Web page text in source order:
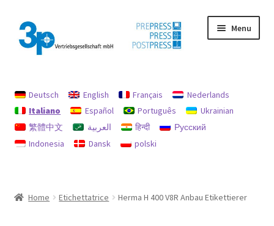
Vai
alla
navigazione
Vai
al
contenuto
Menu
Il mio conto
impronta
Deutsch English Français
Nederlands
Italiano
Español Português
Ukrainian
繁體中文
العربية हिन्दी
Русский
Indonesia
Dansk polski
Home Etichettatrice Herma H 400 V8R Anbau Etikettierer